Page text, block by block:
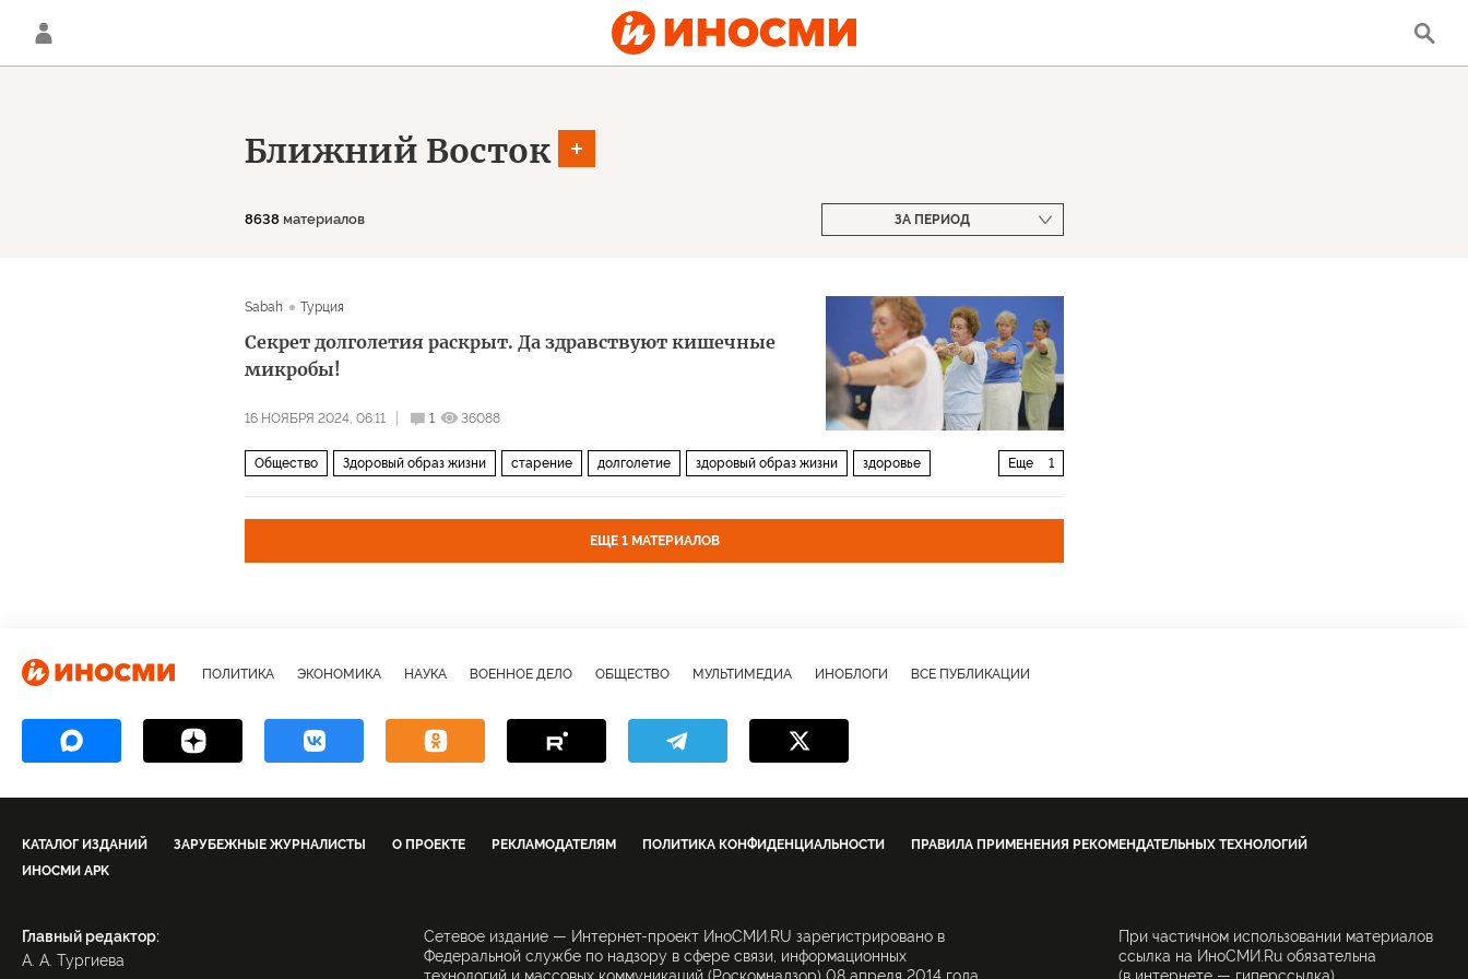
Ближний Восток
8638 материалов ЗА ПЕРИОД
Sabah Турция
Секрет долголетия раскрыт. Да здравствуют кишечные
микробы!
16 НОЯБРЯ 2024, 06:11 1 36088
Еще 1
Общество Здоровый образ жизни старение долголетие здоровый образ жизни здоровье
ЕЩЕ 1 МАТЕРИАЛОВ
ПОЛИТИКА ЭКОНОМИКА НАУКА ВОЕННОЕ ДЕЛО ОБЩЕСТВО МУЛЬТИМЕДИА ИНОБЛОГИ ВСЕ ПУБЛИКАЦИИ
КАТАЛОГ ИЗДАНИЙ ЗАРУБЕЖНЫЕ ЖУРНАЛИСТЫ О ПРОЕКТЕ РЕКЛАМОДАТЕЛЯМ ПОЛИТИКА КОНФИДЕНЦИАЛЬНОСТИ
ПРАВИЛА ПРИМЕНЕНИЯ РЕКОМЕНДАТЕЛЬНЫХ ТЕХНОЛОГИЙ
ИНОСМИ APK
Главный редактор:
А. А. Тургиева
Сетевое издание — Интернет-проект ИноСМИ.RU зарегистрировано в
Федеральной службе по надзору в сфере связи, информационных
При частичном использовании материалов
ссылка на ИноСМИ.Ru обязательна